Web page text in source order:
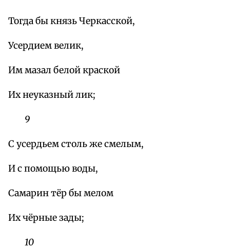
Тогда бы князь Черкасской,
Усердием велик,
Им мазал белой краской
Их неуказный лик;
9
С усердьем столь же смелым,
И с помощью воды,
Самарин тёр бы мелом
Их чёрные зады;
10